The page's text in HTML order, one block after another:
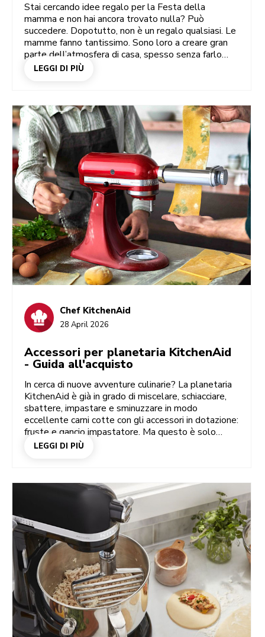
Stai cercando idee regalo per la Festa della
mamma e non hai ancora trovato nulla? Può
succedere. Dopotutto, non è un regalo qualsiasi. Le
mamme fanno tantissimo. Sono loro a creare gran
parte dell’atmosfera di casa, spesso senza farlo
pesare. Quindi sì, questo regalo è importante. I
dettagli. Al suo rituale del caffè mattutino, ai suoi
esperimenti di pasticceria della domenica, alla sua
passione per le serate pizza in compagnia. Regala a
tua mamma qualcosa che rispecchi questa parte di
lei, e non le regalerai solo un oggetto che userà, ma
qualcosa che la farà sentire davvero capita. E sì, ne
troverai alcuni proprio qui.
LEGGI DI PIÙ
Chef KitchenAid
28 April 2026
Accessori per planetaria KitchenAid
- Guida all'acquisto
In cerca di nuove avventure culinarie? La planetaria
KitchenAid è già in grado di miscelare, schiacciare,
sbattere, impastare e sminuzzare in modo
eccellente carni cotte con gli accessori in dotazione:
fruste e gancio impastatore. Ma questo è solo
l'inizio! Tutti i tipi di planetarie sono stati progettati
tritacarne, torchio per pasta, tubo per insaccare,
tritaghiaccio, affettaverdure…e molto altro ancora.
Vediamo alcuni di questi apprezzati accessori per
scoprire tutte le possibilità. Ecco un assaggio degli
ingegnosi accessori per planetaria che ti
consentiranno di preparare ancora più piatti
partendo da zero.
LEGGI DI PIÙ